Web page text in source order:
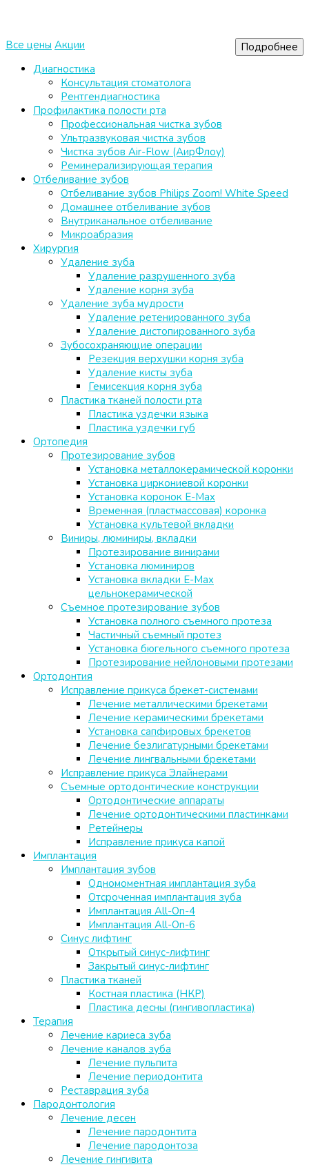
Подробнее
Все цены Акции
Диагностика
Консультация стоматолога
Рентгендиагностика
Профилактика полости рта
Профессиональная чистка зубов
Ультразвуковая чистка зубов
Чистка зубов Air-Flow (АирФлоу)
Реминерализирующая терапия
Отбеливание зубов
Отбеливание зубов Philips Zoom! White Speed
Домашнее отбеливание зубов
Внутриканальное отбеливание
Микроабразия
Хирургия
Удаление зуба
Удаление разрушенного зуба
Удаление корня зуба
Удаление зуба мудрости
Удаление ретенированного зуба
Удаление дистопированного зуба
Зубосохраняющие операции
Резекция верхушки корня зуба
Удаление кисты зуба
Гемисекция корня зуба
Пластика тканей полости рта
Пластика уздечки языка
Пластика уздечки губ
Ортопедия
Протезирование зубов
Установка металлокерамической коронки
Установка циркониевой коронки
Установка коронок E-Max
Временная (пластмассовая) коронка
Установка культевой вкладки
Виниры, люминиры, вкладки
Протезирование винирами
Установка люминиров
Установка вкладки E-Max
цельнокерамической
Съемное протезирование зубов
Установка полного съемного протеза
Частичный съемный протез
Установка бюгельного съемного протеза
Протезирование нейлоновыми протезами
Ортодонтия
Исправление прикуса брекет-системами
Лечение металлическими брекетами
Лечение керамическими брекетами
Установка сапфировых брекетов
Лечение безлигатурными брекетами
Лечение лингвальными брекетами
Исправление прикуса Элайнерами
Съемные ортодонтические конструкции
Ортодонтические аппараты
Лечение ортодонтическими пластинками
Ретейнеры
Исправление прикуса капой
Имплантация
Имплантация зубов
Одномоментная имплантация зуба
Отсроченная имплантация зуба
Имплантация All-On-4
Имплантация All-On-6
Синус лифтинг
Открытый синус-лифтинг
Закрытый синус-лифтинг
Пластика тканей
Костная пластика (НКР)
Пластика десны (гингивопластика)
Терапия
Лечение кариеса зуба
Лечение каналов зуба
Лечение пульпита
Лечение периодонтита
Реставрация зуба
Пародонтология
Лечение десен
Лечение пародонтита
Лечение пародонтоза
Лечение гингивита